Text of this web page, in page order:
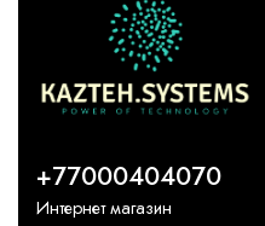
+77000404070
Интернет магазин